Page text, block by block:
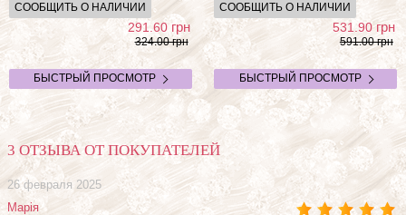
СООБЩИТЬ О НАЛИЧИИ
291.60грн
324.00 грн
БЫСТРЫЙ ПРОСМОТР
СООБЩИТЬ О НАЛИЧИИ
531.90грн
591.00 грн
БЫСТРЫЙ ПРОСМОТР
3 ОТЗЫВА ОТ ПОКУПАТЕЛЕЙ
26 февраля 2025
Марія